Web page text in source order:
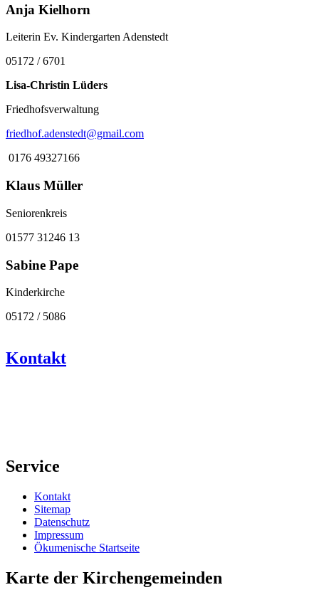
Anja Kielhorn
Leiterin Ev. Kindergarten Adenstedt
05172 / 6701
Lisa-Christin Lüders
Friedhofsverwaltung
friedhof.adenstedt@gmail.com
0176 49327166
Klaus Müller
Seniorenkreis
01577 31246 13
Sabine Pape
Kinderkirche
05172 / 5086
Kontakt
Service
Kontakt
Sitemap
Datenschutz
Impressum
Ökumenische Startseite
Karte der Kirchengemeinden